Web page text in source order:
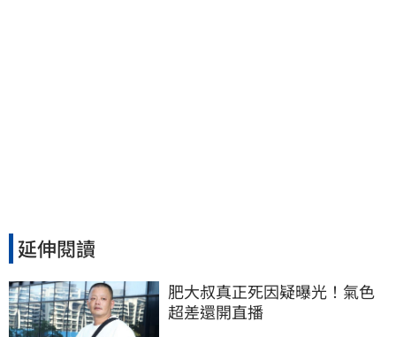
延伸閱讀
肥大叔真正死因疑曝光！氣色
超差還開直播